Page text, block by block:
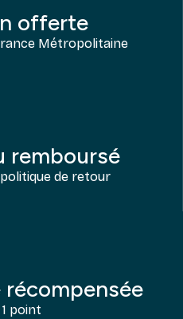
offerte
Métropolitaine
remboursé
de retour
1 point